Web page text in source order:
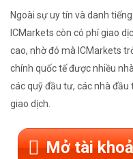
Ngoài sự uy tín và danh
ICMarkets còn có phí giao
cao, nhờ đó mà ICMarkets
chính quốc tế được nhiều
các quỹ đầu tư, các nhà đầu
giao dịch.
Mở tài